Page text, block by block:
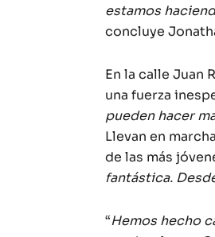
estamos
concluye
En la calle Juan
una fuerza
pueden hacer
Llevan en
de las más
fantástica.
“Hemos hecho